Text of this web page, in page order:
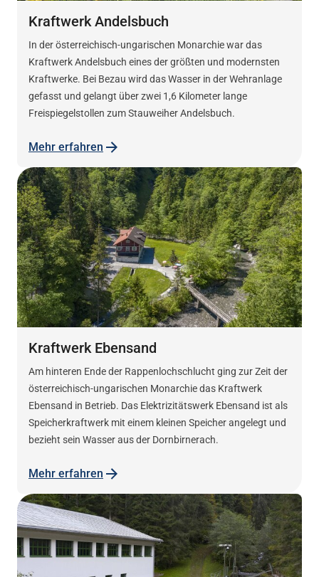
Kraftwerk Andelsbuch
In der österreichisch-ungarischen Monarchie war das
Kraftwerk Andelsbuch eines der größten und modernsten
Kraftwerke. Bei Bezau wird das Wasser in der Wehranlage
gefasst und gelangt über zwei 1,6 Kilometer lange
Freispiegelstollen zum Stauweiher Andelsbuch.
Mehr erfahren
Kraftwerk Ebensand
Am hinteren Ende der Rappenlochschlucht ging zur Zeit der
österreichisch-ungarischen Monarchie das Kraftwerk
Ebensand in Betrieb. Das Elektrizitätswerk Ebensand ist als
Speicherkraftwerk mit einem kleinen Speicher angelegt und
bezieht sein Wasser aus der Dornbirnerach.
Mehr erfahren